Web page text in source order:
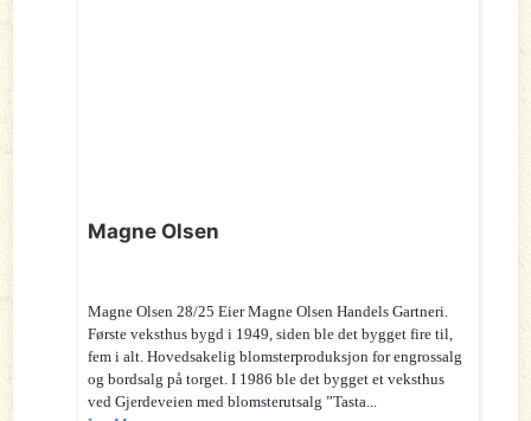
Magne Olsen
Magne Olsen 28/25 Eier Magne Olsen Handels Gartneri.
Første veksthus bygd i 1949, siden ble det bygget fire til,
fem i alt. Hovedsakelig blomsterproduksjon for engrossalg
og bordsalg på torget. I 1986 ble det bygget et veksthus
ved Gjerdeveien med blomsterutsalg ”Tasta...